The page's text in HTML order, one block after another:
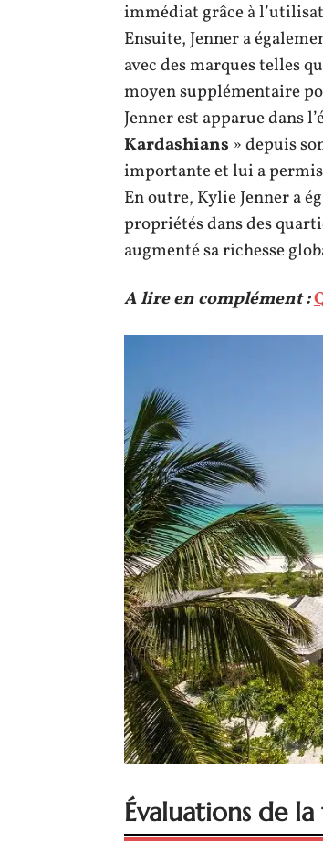
immédiat grâce à
Ensuite, Jenner a
avec des marques telles
moyen supplémentaire
Jenner est apparue dans
Kardashians » depuis
importante et lui a
En outre, Kylie Jenner a
propriétés dans des
augmenté sa richesse
A lire en complément :
Évaluations de